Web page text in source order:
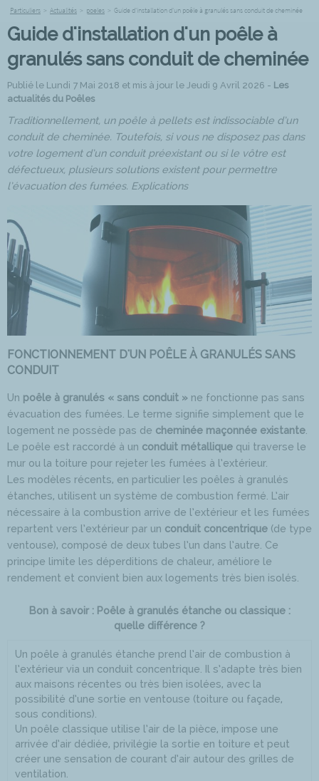
Particuliers > Actualités > poeles > Guide d'installation d'un poêle à granulés sans conduit de cheminée
Guide d'installation d'un poêle à
granulés sans conduit de cheminée
Publié le Lundi 7 Mai 2018 et mis à jour le Jeudi 9 Avril 2026 - Les
actualités du Poêles
Traditionnellement, un poêle à pellets est indissociable d’un
conduit de cheminée. Toutefois, si vous ne disposez pas dans
votre logement d’un conduit préexistant ou si le vôtre est
défectueux, plusieurs solutions existent pour permettre
l’évacuation des fumées. Explications
FONCTIONNEMENT D'UN POÊLE À GRANULÉS SANS
CONDUIT
Un poêle à granulés « sans conduit » ne fonctionne pas sans
évacuation des fumées. Le terme signifie simplement que le
logement ne possède pas de cheminée maçonnée existante.
Le poêle est raccordé à un conduit métallique qui traverse le
mur ou la toiture pour rejeter les fumées à l’extérieur.
Les modèles récents, en particulier les poêles à granulés
étanches, utilisent un système de combustion fermé. L’air
nécessaire à la combustion arrive de l’extérieur et les fumées
repartent vers l’extérieur par un conduit concentrique (de type
ventouse), composé de deux tubes l’un dans l’autre. Ce
principe limite les déperditions de chaleur, améliore le
rendement et convient bien aux logements très bien isolés.
Bon à savoir : Poêle à granulés étanche ou classique :
quelle différence ?
Un poêle à granulés étanche prend l’air de combustion à
l’extérieur via un conduit concentrique. Il s’adapte très bien
aux maisons récentes ou très bien isolées, avec la
possibilité d’une sortie en ventouse (toiture ou façade,
sous conditions).
Un poêle classique utilise l’air de la pièce, impose une
arrivée d’air dédiée, privilégie la sortie en toiture et peut
créer une sensation de courant d’air autour des grilles de
ventilation.